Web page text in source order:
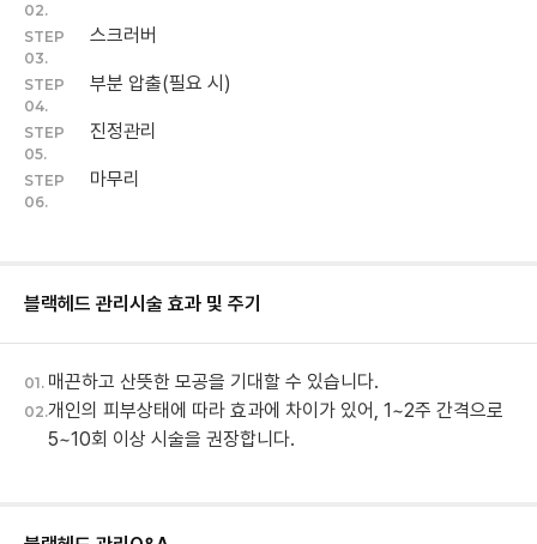
02.
STEP
03.
스크러버
STEP
04.
부분 압출(필요 시)
STEP
05.
진정관리
STEP
06.
마무리
블랙헤드 관리 시술 효과 및 주기
01. 매끈하고 산뜻한 모공을 기대할 수 있습니다.
02.개인의 피부상태에 따라 효과에 차이가 있어, 1~2주 간격으로
5~10회 이상 시술을 권장합니다.